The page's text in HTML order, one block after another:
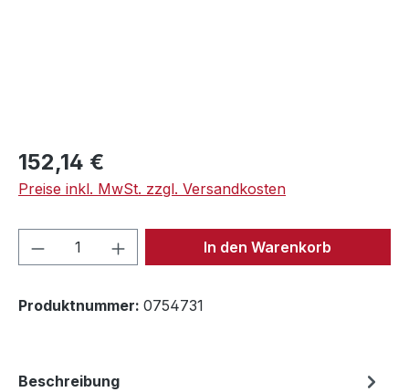
Regulärer Preis:
152,14 €
Preise inkl. MwSt. zzgl. Versandkosten
Produkt Anzahl: Gib denIn den Warenkorb
Produktnummer: 0754731
Beschreibung